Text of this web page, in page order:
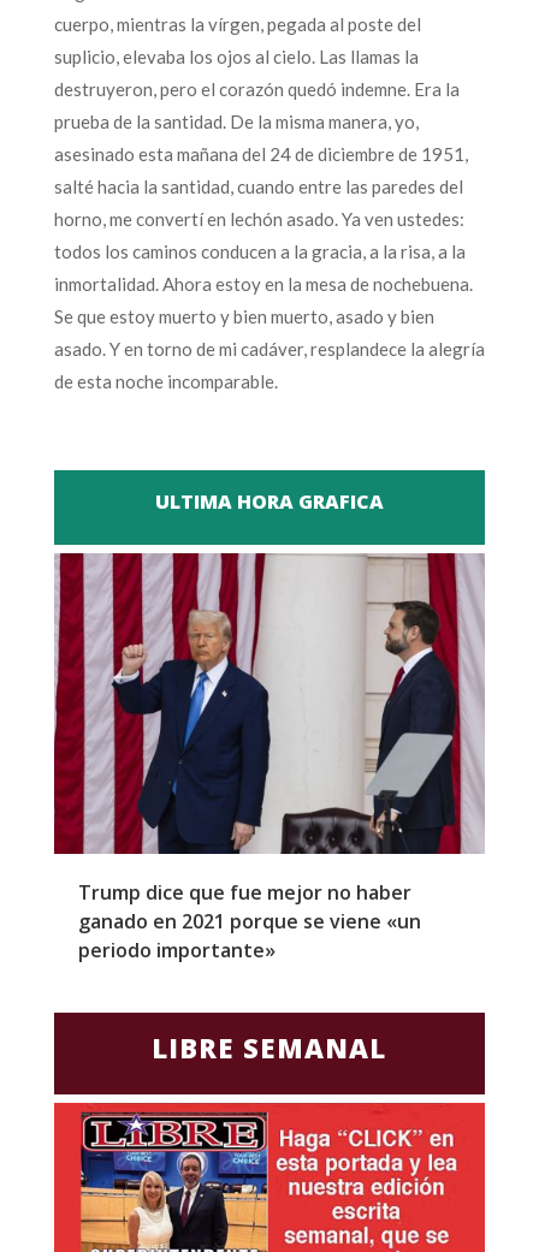
cuerpo, mientras la vírgen, pegada al poste del
suplicio, elevaba los ojos al cielo. Las llamas la
destruyeron, pero el corazón quedó indemne. Era la
prueba de la santidad. De la misma manera, yo,
asesinado esta mañana del 24 de diciembre de 1951,
salté hacia la santidad, cuando entre las paredes del
horno, me convertí en lechón asado. Ya ven ustedes:
todos los caminos conducen a la gracia, a la risa, a la
inmortalidad. Ahora estoy en la mesa de nochebuena.
Se que estoy muerto y bien muerto, asado y bien
asado. Y en torno de mi cadáver, resplandece la alegría
de esta noche incomparable.
ULTIMA HORA GRAFICA
Trump dice que fue mejor no haber
ganado en 2021 porque se viene «un
periodo importante»
LIBRE SEMANAL